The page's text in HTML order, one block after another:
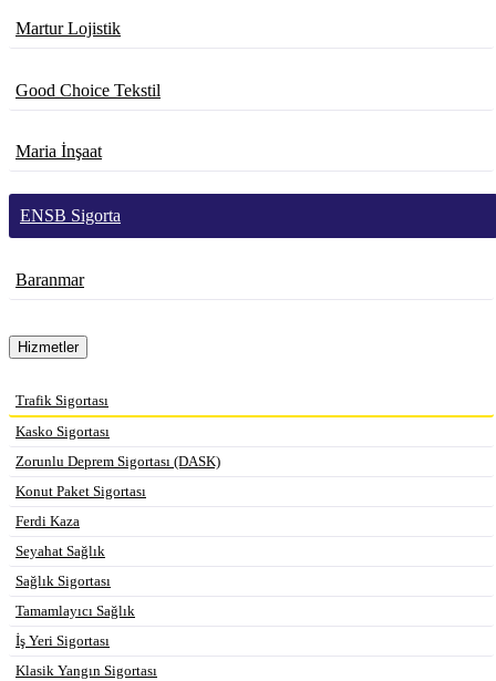
Martur Lojistik
Good Choice Tekstil
Maria İnşaat
ENSB Sigorta
Baranmar
Hizmetler
Trafik Sigortası
Kasko Sigortası
Zorunlu Deprem Sigortası (DASK)
Konut Paket Sigortası
Ferdi Kaza
Seyahat Sağlık
Sağlık Sigortası
Tamamlayıcı Sağlık
İş Yeri Sigortası
Klasik Yangın Sigortası